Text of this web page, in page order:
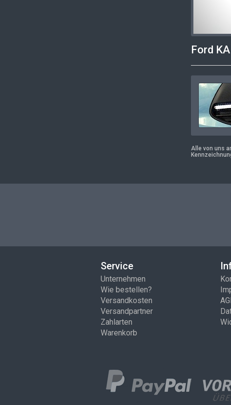
Ford
Alle von uns
Service
Unternehmen
Wie bestellen?
Versandkosten
Versandpartner
Zahlarten
Warenkorb